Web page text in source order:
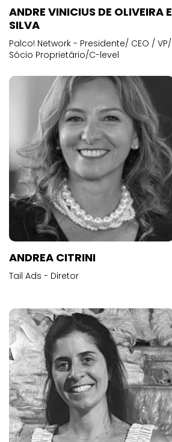
ANDRE VINICIUS DE OLIVEIRA E
SILVA
Palco! Network - Presidente/ CEO / VP/
Sócio Proprietário/C-level
ANDREA CITRINI
Tail Ads - Diretor